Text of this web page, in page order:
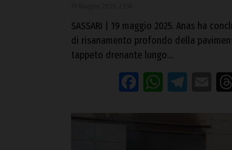
SASSARI | 19 maggio 2025. Anas ha
di risanamento profondo della
tappeto drenante lungo…
Facebook
WhatsApp